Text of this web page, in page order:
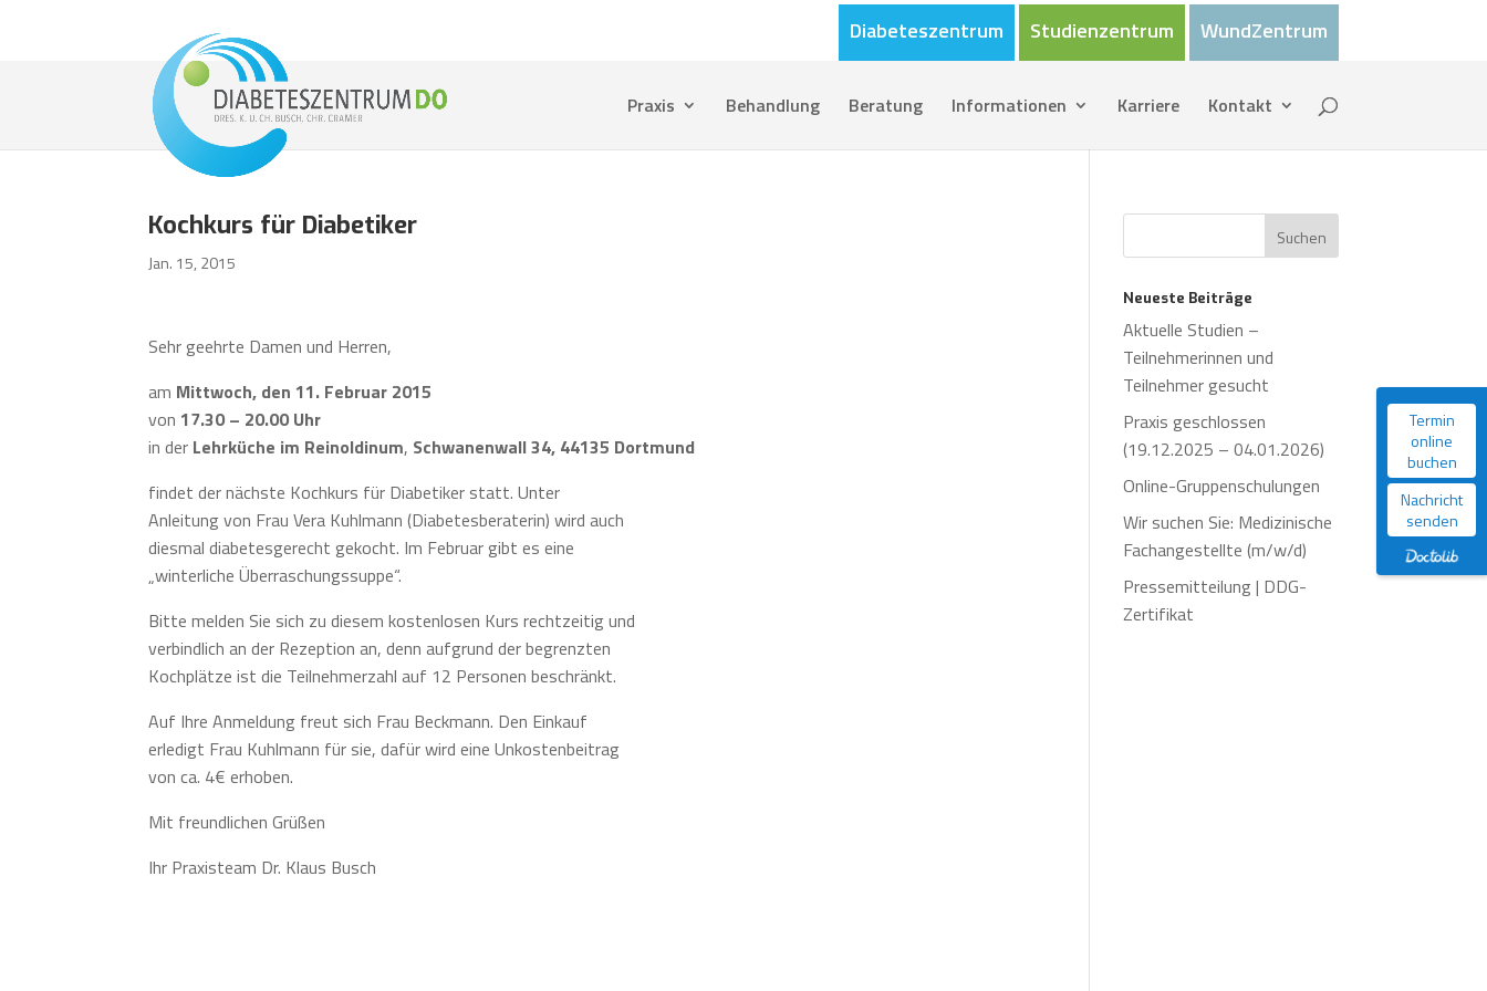
Termin
online
buchen
Nachricht
senden
Diabeteszentrum Studienzentrum WundZentrum
Praxis Behandlung Beratung Informationen Karriere Kontakt
Kochkurs für Diabetiker
Jan. 15, 2015
Sehr geehrte Damen und Herren,
am Mittwoch, den 11. Februar 2015
von 17.30 – 20.00 Uhr
in der Lehrküche im Reinoldinum, Schwanenwall 34, 44135 Dortmund
findet der nächste Kochkurs für Diabetiker statt. Unter
Anleitung von Frau Vera Kuhlmann (Diabetesberaterin) wird auch
diesmal diabetesgerecht gekocht. Im Februar gibt es eine
„winterliche Überraschungssuppe“.
Bitte melden Sie sich zu diesem kostenlosen Kurs rechtzeitig und
verbindlich an der Rezeption an, denn aufgrund der begrenzten
Kochplätze ist die Teilnehmerzahl auf 12 Personen beschränkt.
Auf Ihre Anmeldung freut sich Frau Beckmann. Den Einkauf
erledigt Frau Kuhlmann für sie, dafür wird eine Unkostenbeitrag
von ca. 4€ erhoben.
Mit freundlichen Grüßen
Ihr Praxisteam Dr. Klaus Busch
Neueste Beiträge
Aktuelle Studien –
Teilnehmerinnen und
Teilnehmer gesucht
Praxis geschlossen
(19.12.2025 – 04.01.2026)
Online-Gruppenschulungen
Wir suchen Sie: Medizinische
Fachangestellte (m/w/d)
Pressemitteilung | DDG-
Zertifikat